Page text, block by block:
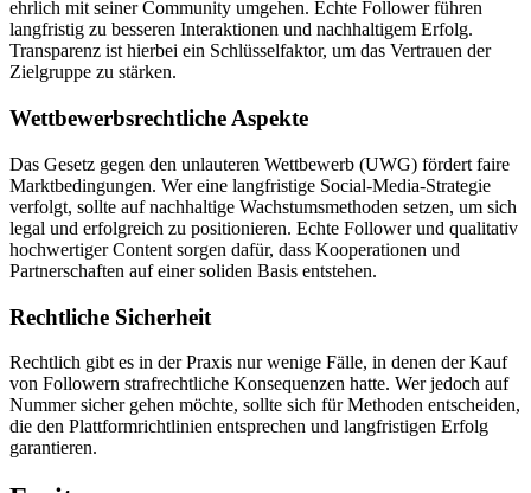
ehrlich mit seiner Community umgehen. Echte Follower führen
langfristig zu besseren Interaktionen und nachhaltigem Erfolg.
Transparenz ist hierbei ein Schlüsselfaktor, um das Vertrauen der
Zielgruppe zu stärken.
Wettbewerbsrechtliche Aspekte
Das Gesetz gegen den unlauteren Wettbewerb (UWG) fördert faire
Marktbedingungen. Wer eine langfristige Social-Media-Strategie
verfolgt, sollte auf nachhaltige Wachstumsmethoden setzen, um sich
legal und erfolgreich zu positionieren. Echte Follower und qualitativ
hochwertiger Content sorgen dafür, dass Kooperationen und
Partnerschaften auf einer soliden Basis entstehen.
Rechtliche Sicherheit
Rechtlich gibt es in der Praxis nur wenige Fälle, in denen der Kauf
von Followern strafrechtliche Konsequenzen hatte. Wer jedoch auf
Nummer sicher gehen möchte, sollte sich für Methoden entscheiden,
die den Plattformrichtlinien entsprechen und langfristigen Erfolg
garantieren.